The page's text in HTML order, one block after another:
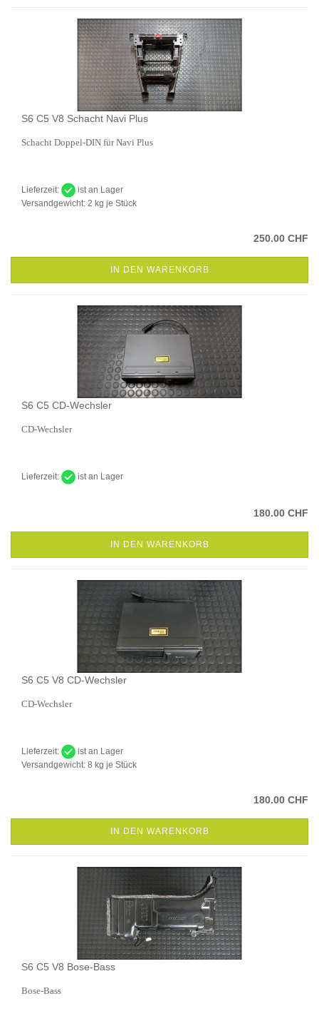
S6 C5 V8 Schacht Navi Plus
Schacht Doppel-DIN für Navi Plus
Lieferzeit:
ist an Lager
Versandgewicht: 2 kg je Stück
250.00 CHF
IN DEN WARENKORB
S6 C5 CD-Wechsler
CD-Wechsler
Lieferzeit: ist an Lager
180.00 CHF
IN DEN WARENKORB
S6 C5 V8 CD-Wechsler
CD-Wechsler
Lieferzeit:
ist an Lager
Versandgewicht: 8 kg je Stück
180.00 CHF
IN DEN WARENKORB
S6 C5 V8 Bose-Bass
Bose-Bass